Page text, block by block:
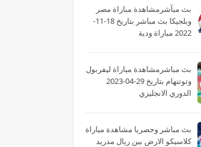
بث مبآشرمشاهدة مباراة مصر
وبلجيكا بث مباشر بتاريخ 18-11-
2022 مباراة ودية
بث مباشرمشاهدة مباراة ليفربول
وتوتنهام بتاريخ 29-04-2023
الدوري الانجليزي
بث مباشر وحصريا مشاهدة مباراة
كلاسيكو الارض بين ريال مدريد